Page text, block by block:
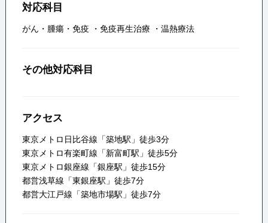
対応科目
がん・腫瘍・免疫 ・ 免疫再生治療 ・ 温熱療法
その他対応科目
アクセス
東京メトロ日比谷線「築地駅」徒歩3分
東京メトロ有楽町線「新富町駅」徒歩5分
東京メトロ銀座線「銀座駅」徒歩15分
都営浅草線「東銀座駅」徒歩7分
都営大江戸線「築地市場駅」徒歩7分